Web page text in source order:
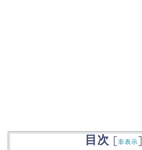
目次 [非表示]